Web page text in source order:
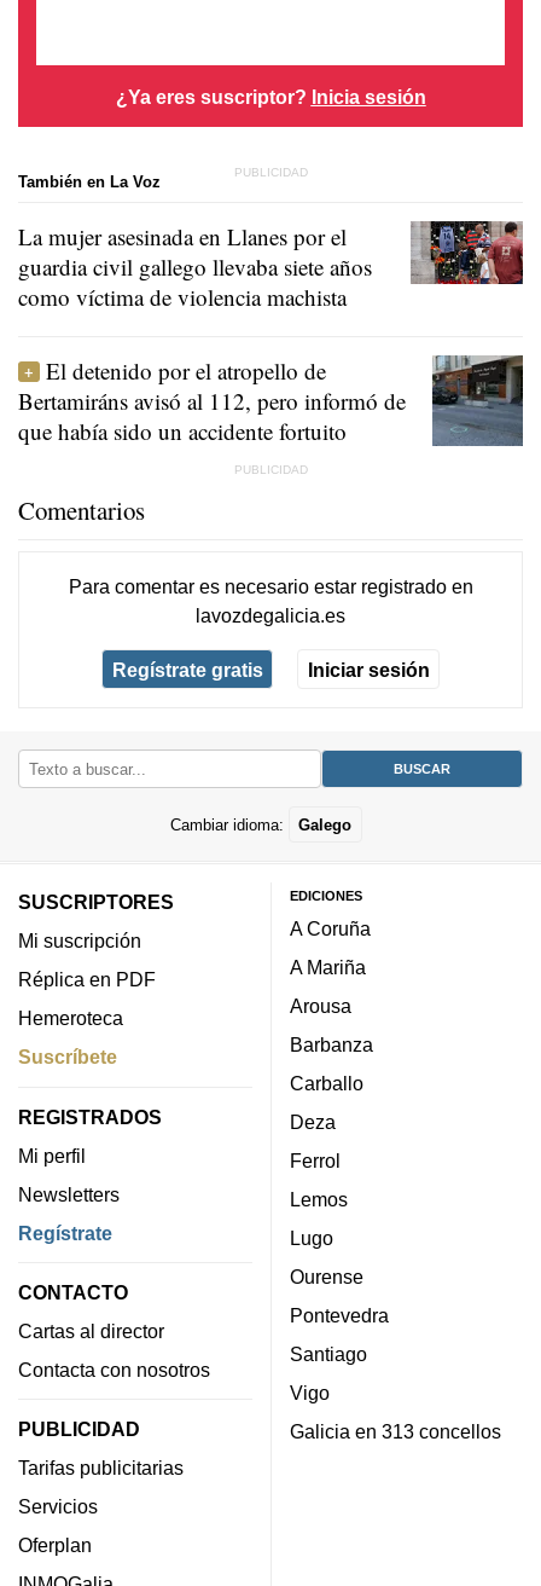
¿Ya eres suscriptor? Inicia sesión
También en La Voz
La mujer asesinada en Llanes por el
guardia civil gallego llevaba siete años
como víctima de violencia machista
El detenido por el atropello de
Bertamiráns avisó al 112, pero informó de
que había sido un accidente fortuito
Comentarios
Para comentar es necesario estar registradoen
lavozdegalicia.es
Regístrate gratis Iniciar sesión
Cambiar idioma: Galego
SUSCRIPTORES
Mi suscripción
Réplica en PDF
Hemeroteca
Suscríbete
REGISTRADOS
Mi perfil
Newsletters
Regístrate
CONTACTO
Cartas al director
Contacta con nosotros
PUBLICIDAD
Tarifas publicitarias
Servicios
Oferplan
EDICIONES
A Coruña
A Mariña
Arousa
Barbanza
Carballo
Deza
Ferrol
Lemos
Lugo
Ourense
Pontevedra
Santiago
Vigo
Galicia en 313 concellos